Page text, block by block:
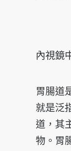
內視鏡
胃腸道
就是泛
道，其
物。胃